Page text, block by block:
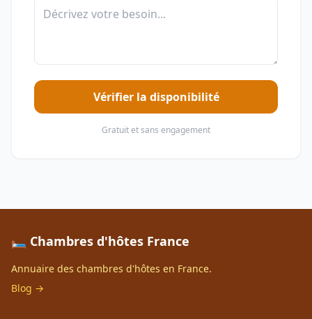
Vérifier la disponibilité
Gratuit et sans engagement
🛏️ Chambres d'hôtes France
Annuaire des chambres d'hôtes en France.
Blog →